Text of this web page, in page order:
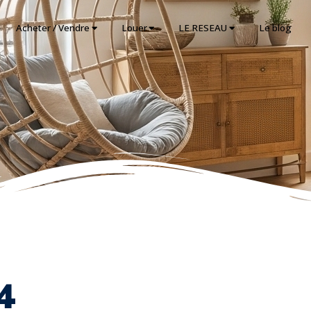
Acheter / Vendre Louer LE RESEAU Le blog